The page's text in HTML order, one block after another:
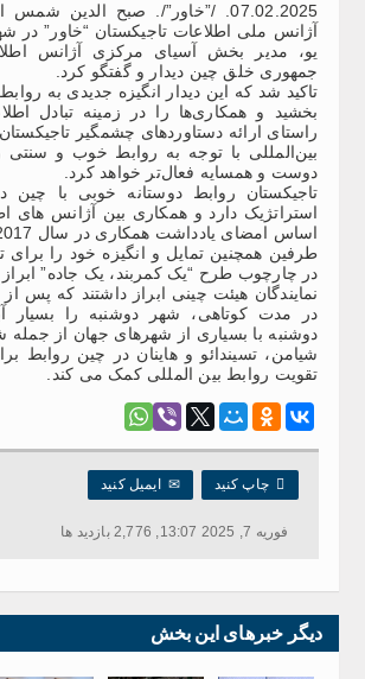
07.02.2025. /”خاور”/. صبح الدین
آژانس ملی اطلاعات تاجیکستان “خاور” در
یو، مدیر بخش آسیای مرکزی آژانس
جمهوری خلق چین دیدار و گفتگو کرد.
تاکید شد که این دیدار انگیزه جدیدی به
بخشید و همکاری‌ها را در زمینه تبادل
راستای ارائه دستاوردهای چشمگیر
بین‌المللی با توجه به روابط خوب و سنتی
دوست و همسایه فعال‌تر خواهد کرد.
تاجیکستان روابط دوستانه خوبی با
استراتژیک دارد و همکاری بین آژانس های
اساس امضای یادداشت همکاری در سال 2017 است.
طرفین همچنین تمایل و انگیزه خود را برای
در چارچوب طرح “یک کمربند، یک جاده” ابراز
نمایندگان هیئت چینی ابراز داشتند که پس از
در مدت کوتاهی، شهر دوشنبه را بسیار
دوشنبه با بسیاری از شهرهای جهان از
شیامن، تسیندائو و هاینان در چین روابط
تقویت روابط بین المللی کمک می کند.
 چاپ کنید ✉ایمیل کنید
فوریه 7, 2025 13:07, 2,776 بازدید ها
دیگر خبرهای این بخش